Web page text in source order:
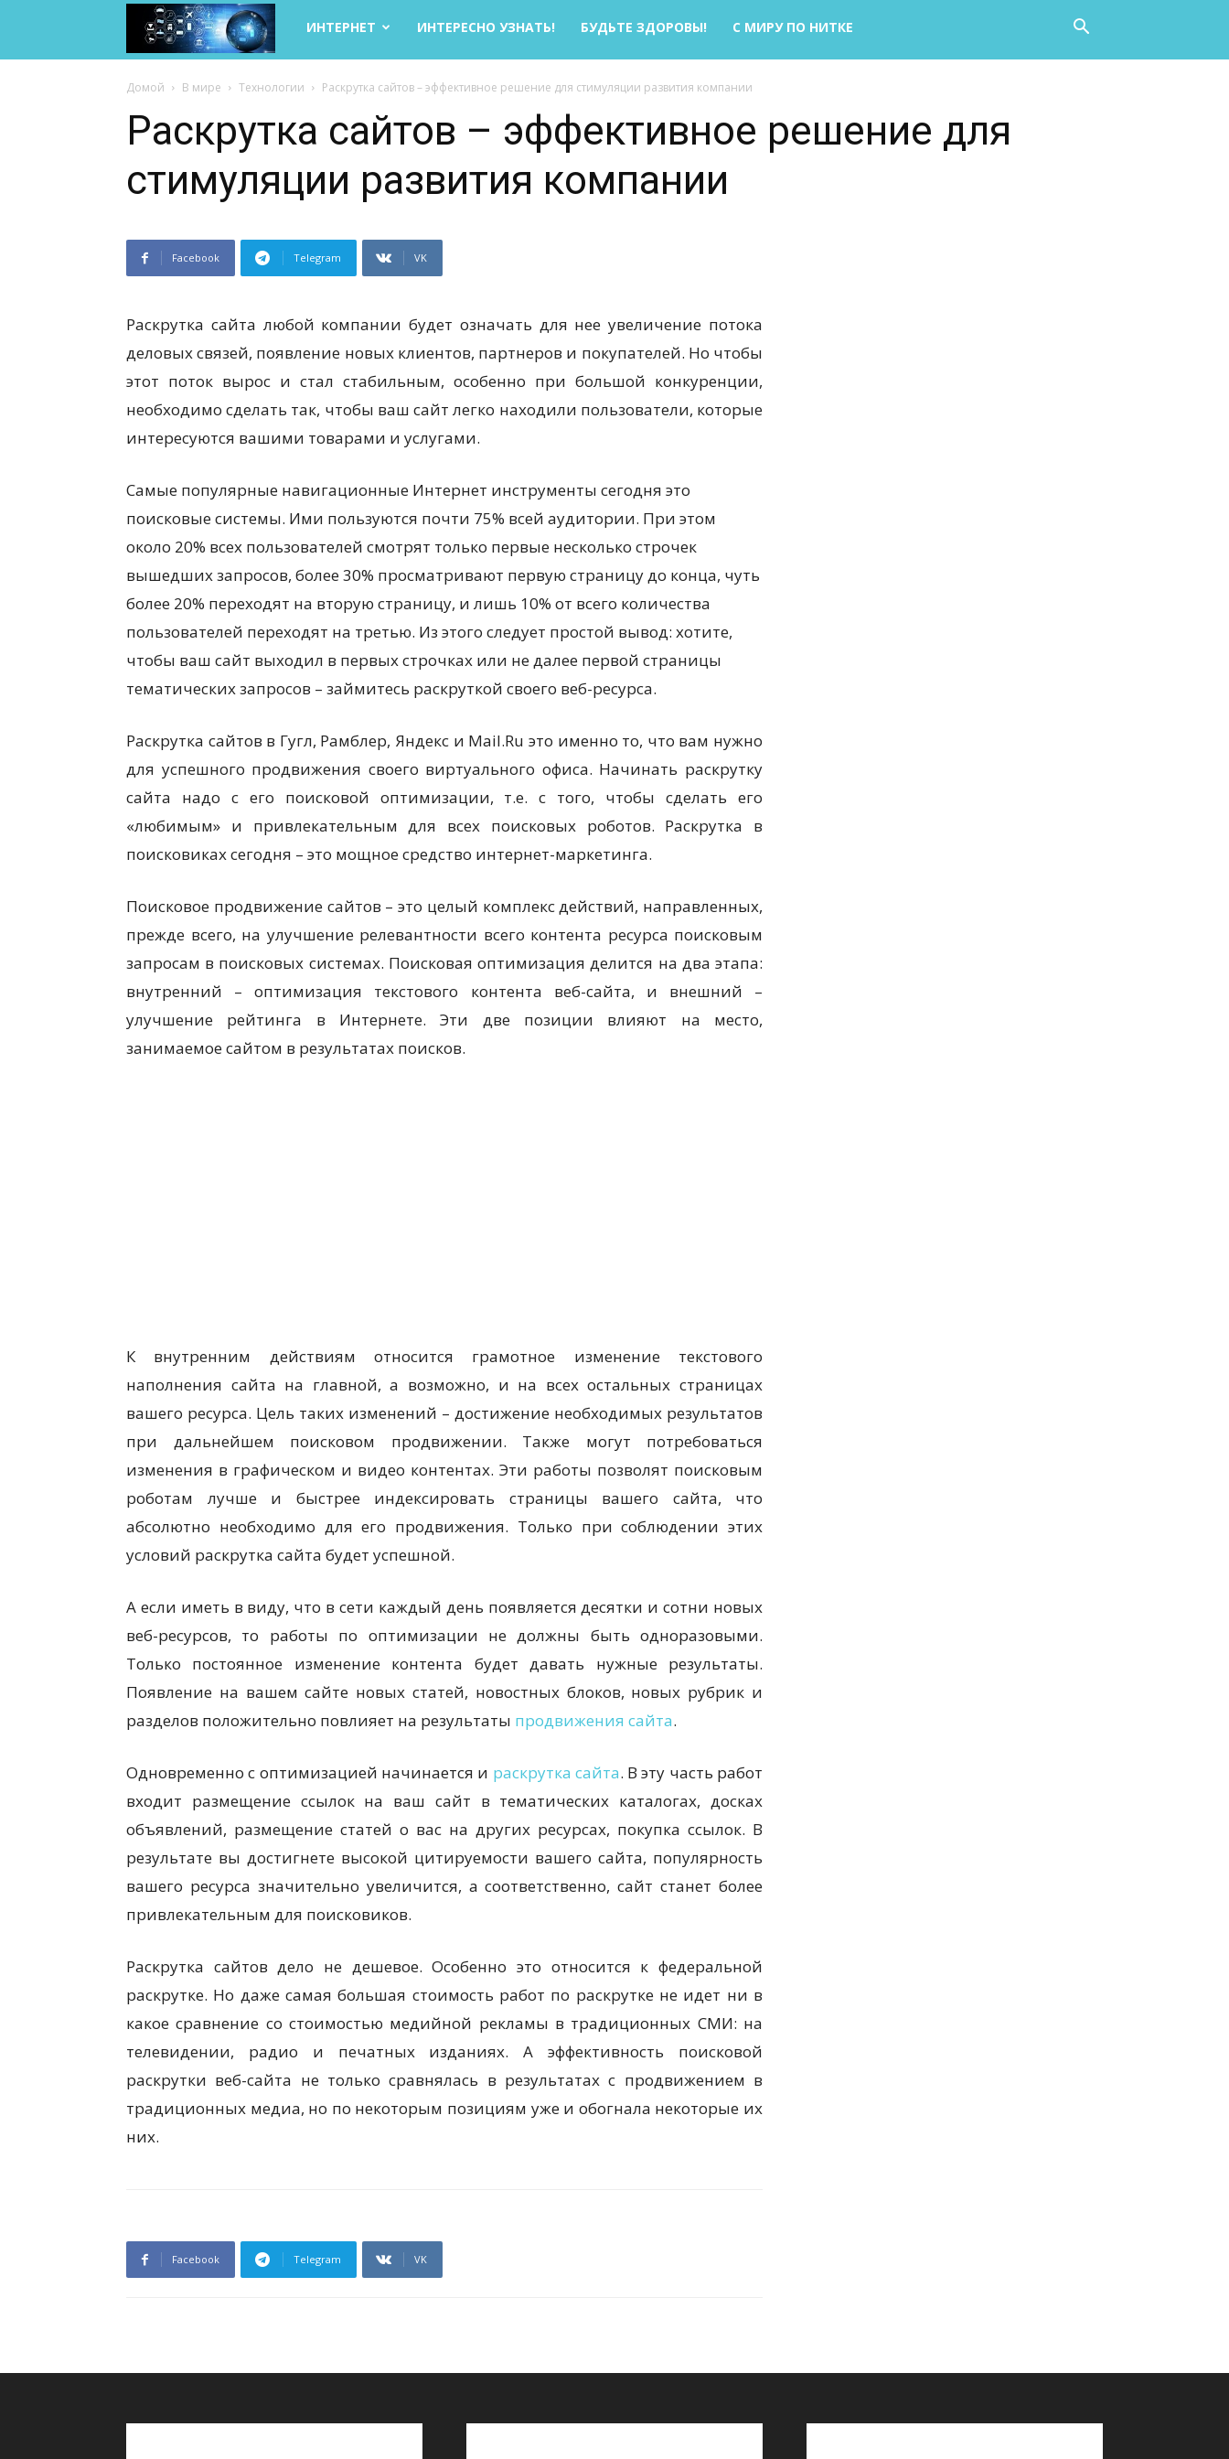
Life
Internet
ИНТЕРНЕТ ИНТЕРЕСНО УЗНАТЬ! БУДЬТЕ ЗДОРОВЫ! С МИРУ ПО НИТКЕ
Домой В мире Технологии Раскрутка сайтов – эффективное решение для стимуляции развития компании
Раскрутка сайтов – эффективное решение для
стимуляции развития компании
Facebook Telegram VK
Раскрутка сайта любой компании будет означать для нее увеличение потока
деловых связей, появление новых клиентов, партнеров и покупателей. Но чтобы
этот поток вырос и стал стабильным, особенно при большой конкуренции,
необходимо сделать так, чтобы ваш сайт легко находили пользователи, которые
интересуются вашими товарами и услугами.
Самые популярные навигационные Интернет инструменты сегодня это
поисковые системы. Ими пользуются почти 75% всей аудитории. При этом
около 20% всех пользователей смотрят только первые несколько строчек
вышедших запросов, более 30% просматривают первую страницу до конца, чуть
более 20% переходят на вторую страницу, и лишь 10% от всего количества
пользователей переходят на третью. Из этого следует простой вывод: хотите,
чтобы ваш сайт выходил в первых строчках или не далее первой страницы
тематических запросов – займитесь раскруткой своего веб-ресурса.
Раскрутка сайтов в Гугл, Рамблер, Яндекс и Mail.Ru это именно то, что вам нужно
для успешного продвижения своего виртуального офиса. Начинать раскрутку
сайта надо с его поисковой оптимизации, т.е. с того, чтобы сделать его
«любимым» и привлекательным для всех поисковых роботов. Раскрутка в
поисковиках сегодня – это мощное средство интернет-маркетинга.
Поисковое продвижение сайтов – это целый комплекс действий, направленных,
прежде всего, на улучшение релевантности всего контента ресурса поисковым
запросам в поисковых системах. Поисковая оптимизация делится на два этапа:
внутренний – оптимизация текстового контента веб-сайта, и внешний –
улучшение рейтинга в Интернете. Эти две позиции влияют на место,
занимаемое сайтом в результатах поисков.
К внутренним действиям относится грамотное изменение текстового
наполнения сайта на главной, а возможно, и на всех остальных страницах
вашего ресурса. Цель таких изменений – достижение необходимых результатов
при дальнейшем поисковом продвижении. Также могут потребоваться
изменения в графическом и видео контентах. Эти работы позволят поисковым
роботам лучше и быстрее индексировать страницы вашего сайта, что
абсолютно необходимо для его продвижения. Только при соблюдении этих
условий раскрутка сайта будет успешной.
А если иметь в виду, что в сети каждый день появляется десятки и сотни новых
веб-ресурсов, то работы по оптимизации не должны быть одноразовыми.
Только постоянное изменение контента будет давать нужные результаты.
Появление на вашем сайте новых статей, новостных блоков, новых рубрик и
разделов положительно повлияет на результаты продвижения сайта.
Одновременно с оптимизацией начинается и раскрутка сайта. В эту часть работ
входит размещение ссылок на ваш сайт в тематических каталогах, досках
объявлений, размещение статей о вас на других ресурсах, покупка ссылок. В
результате вы достигнете высокой цитируемости вашего сайта, популярность
вашего ресурса значительно увеличится, а соответственно, сайт станет более
привлекательным для поисковиков.
Раскрутка сайтов дело не дешевое. Особенно это относится к федеральной
раскрутке. Но даже самая большая стоимость работ по раскрутке не идет ни в
какое сравнение со стоимостью медийной рекламы в традиционных СМИ: на
телевидении, радио и печатных изданиях. А эффективность поисковой
раскрутки веб-сайта не только сравнялась в результатах с продвижением в
традиционных медиа, но по некоторым позициям уже и обогнала некоторые их
них.
Facebook Telegram VK